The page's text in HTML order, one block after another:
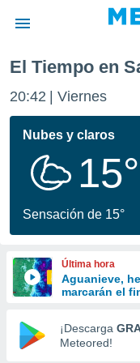
de
por
se
calidad.
a este
las
y
forma
digital
basada
El Tiempo en
20:43 Viernes
Nubes y claros
15°
Sensación de 15°
Última hora
Aguanieve,
marcarán el
¡Descarga
Meteored!